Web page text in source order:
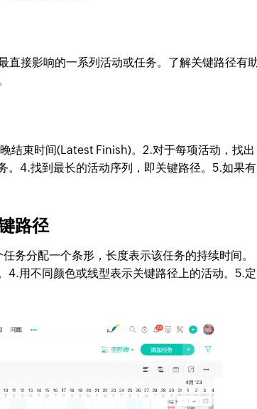
直接影响的一系列活动或任务。了解关键路径有
束时间(Latest Finish)。2.对于每项活动，找出
。4.找到最长的活动序列，即关键路径。5.如果有
路径
分配一个条形，长度表示该任务的持续时间。
4.用不同颜色或线型表示关键路径上的活动。5.定